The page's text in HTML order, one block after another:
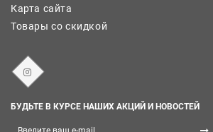
Карта сайта
Товары со скидкой
БУДЬТЕ В КУРСЕ НАШИХ АКЦИЙ И НОВОСТЕЙ